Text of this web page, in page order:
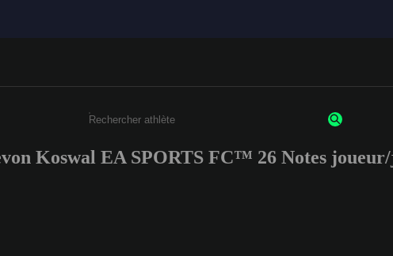
Saisissez au moins 3 caractères ou chiffres.
Koswal EA SPORTS FC™ 26 Notes joueur/